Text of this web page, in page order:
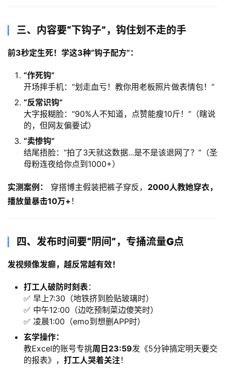
三、内容要“下钩子”，钩住划不走的手
前3秒定生死！学这3种“钩子配方”：​
​“作死钩”​
开场摔手机：“划走血亏！教你用老板照片做表情包！”
​“反常识钩”​
大字报糊脸：“90%人不知道，点赞能瘦10斤！”（瞎说
的，但网友偏要试）
​“卖惨钩”​
结尾捂脸：“拍了3天就这数据...是不是该退网了？”（圣
母粉连夜给你点到1000+）
实测案例：​ 穿搭博主假装把裤子穿反，​ 2000人教她穿衣，
播放量暴击10万+ ！
四、发布时间要“阴间”，专捅流量G点
发视频像发癫，越反常越有效！​
打工人破防时刻表：
✅ 早上7:30（地铁挤到脸贴玻璃时）
✅ 中午12:00（边吃预制菜边傻笑时）
✅ 凌晨1:00（emo到想删APP时）
玄学操作：​
教Excel的账号专挑周日23:59发《5分钟搞定明天要交
的报表》，​ 打工人哭着关注！